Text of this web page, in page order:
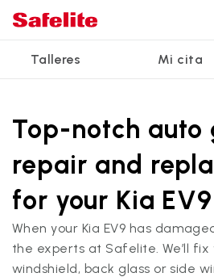
Talleres Mi cita
Servicios
Reparación de parabrisas
Reemplazo de parabrisas
Reemplazo del vidrio trasero
Reemplazo de ventanilla lateral
Reparación de vidrio a domicilio
Reparación de ventanillas
Recalibrado de los sistemas
Reparación y reemplazo
Reseñas de clientes
Garantía nacional
Safelite Foundation
Ver todos los servicios
Estamos contratando
Mi cita
Cotizar +
Top-notch auto
repair and
for your Kia EV9
When your Kia EV9 has
the experts at Safelite. We’ll fix
windshield, back glass or side